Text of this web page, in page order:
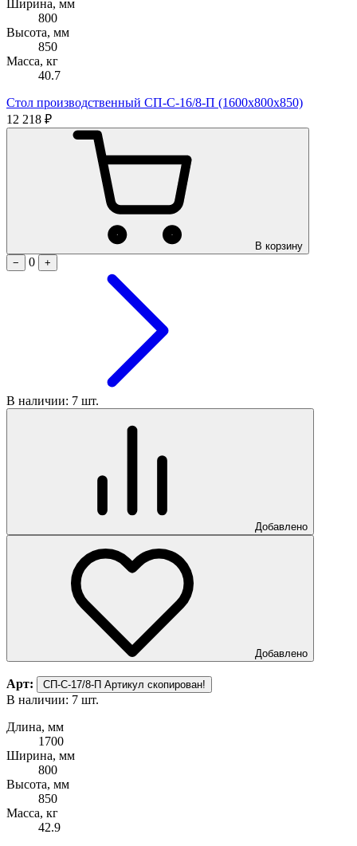
Ширина, мм
800
Высота, мм
850
Масса, кг
40.7
Стол производственный СП-С-16/8-П (1600х800х850)
12 218 ₽
В корзину
−
0 +
В наличии: 7 шт.
Добавлено
Добавлено
Арт: СП-С-17/8-П Артикул скопирован!
В наличии: 7 шт.
Длина, мм
1700
Ширина, мм
800
Высота, мм
850
Масса, кг
42.9